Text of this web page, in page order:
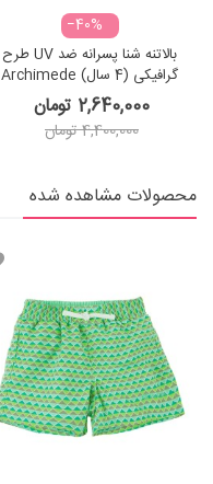
‎−40%
بالاتنه شنا پسرانه ضد UV طرح
گرافیکی (4 سال) Archimede
Graphique Boy UV Combi
2,640,000 تومان
4,400,000 تومان
محصولات مشاهده شده